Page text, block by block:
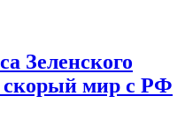
Зеленского
скорый мир с РФ